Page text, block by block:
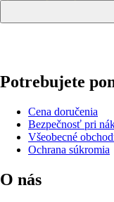
Potrebujete
Cena doručenia
Bezpečnosť pri
Všeobecné
Ochrana súkromia
O nás